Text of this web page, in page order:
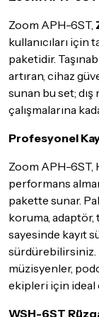
geçerek bilgi
İade ve değişim
gösterebilir.
iade/değişim
Detaylar için
Zoom APH-6ST,
kullanıcıları için
paketidir.
artıran, cihaz
sunan bu set;
çalışmalarına
Profesyonel
Zoom APH-6ST,
performans
pakette sunar.
koruma, adaptör,
sayesinde kayıt
sürdürebilirsiniz.
müzisyenler,
ekipleri için ideal
WSH-6ST